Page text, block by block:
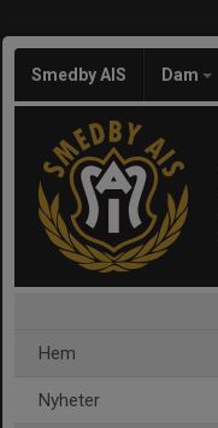
Smedby AIS Dam
Hem
Nyheter